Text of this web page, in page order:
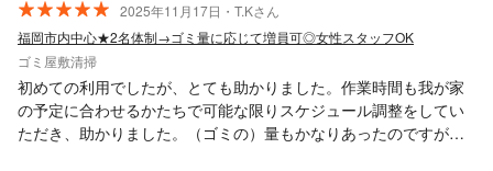
2025年11月17日・T.Kさん
福岡市内中心★2名体制→ゴミ量に応じて増員可◎女性スタッフOK
ゴミ屋敷清掃
初めての利用でしたが、とても助かりました。作業時間も我が家
の予定に合わせるかたちで可能な限りスケジュール調整をしてい
ただき、助かりました。（ゴミの）量もかなりあったのですが、